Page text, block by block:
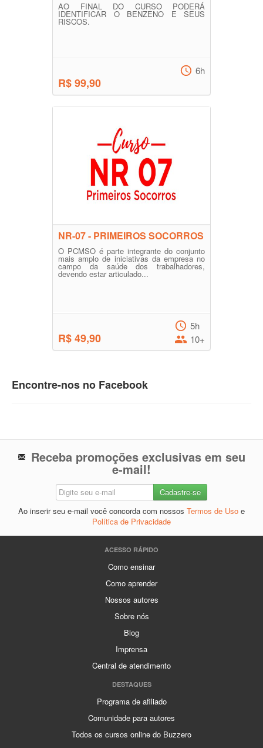
AO FINAL DO CURSO PODERÁ
IDENTIFICAR O BENZENO E SEUS
RISCOS.
R$ 99,90
6h
NR-07 - PRIMEIROS SOCORROS
O PCMSO é parte integrante do conjunto
mais amplo de iniciativas da empresa no
campo da saúde dos trabalhadores,
devendo estar articulado...
R$ 49,90
5h
10+
Encontre-nos no Facebook
Receba promoções exclusivas em seu
e-mail!
Ao inserir seu e-mail você concorda com nossos Termos de Uso e
Política de Privacidade
ACESSO RÁPIDO
Como ensinar
Como aprender
Nossos autores
Sobre nós
Blog
Imprensa
Central de atendimento
DESTAQUES
Programa de afiliado
Comunidade para autores
Todos os cursos online do Buzzero